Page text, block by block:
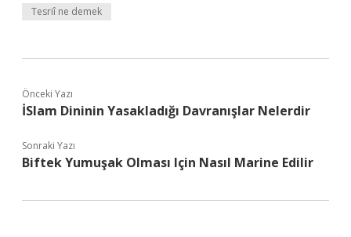
Tesriî ne demek
Önceki Yazı
İSlam Dininin Yasakladığı Davranışlar Nelerdir
Sonraki Yazı
Biftek Yumuşak Olması Için Nasıl Marine Edilir